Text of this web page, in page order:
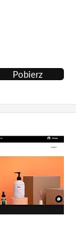
Pobierz